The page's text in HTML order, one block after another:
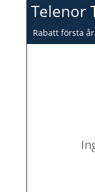
Telenor
Rabatt första